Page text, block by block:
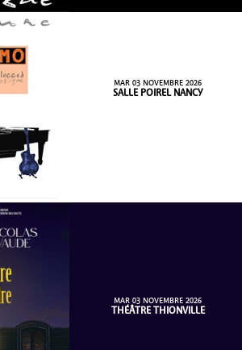
MAR 03 NOVEMBRE 2026
SALLE POIREL NANCY
MAR 03 NOVEMBRE 2026
THÉÂTRE THIONVILLE